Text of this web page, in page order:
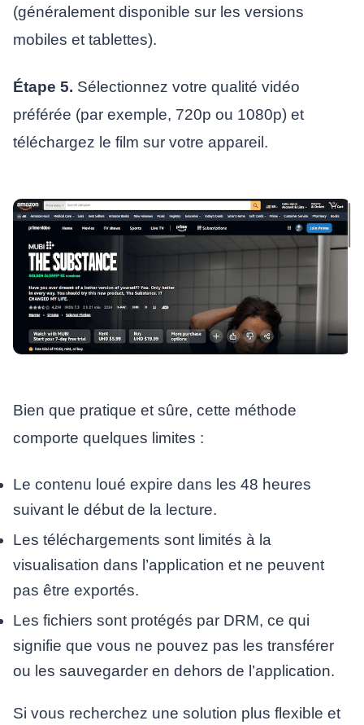
(généralement disponible sur les versions
mobiles et tablettes).
Étape 5. Sélectionnez votre qualité vidéo
préférée (par exemple, 720p ou 1080p) et
téléchargez le film sur votre appareil.
Bien que pratique et sûre, cette méthode
comporte quelques limites :
Le contenu loué expire dans les 48 heures
suivant le début de la lecture.
Les téléchargements sont limités à la
visualisation dans l’application et ne peuvent
pas être exportés.
Les fichiers sont protégés par DRM, ce qui
signifie que vous ne pouvez pas les transférer
ou les sauvegarder en dehors de l’application.
Si vous recherchez une solution plus flexible et